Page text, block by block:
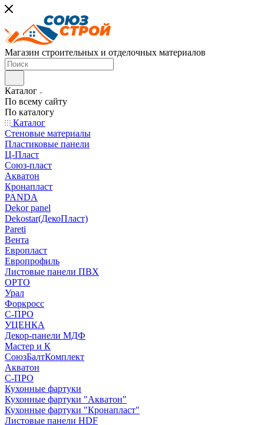
Магазин строительных и отделочных материалов
Каталог
По всему сайту
По каталогу
Каталог
Стеновые материалы
Пластиковые панели
Ц-Пласт
Союз-пласт
Акватон
Кронапласт
PANDA
Dekor panel
Dekostar(ДекоПласт)
Pareti
Вента
Европласт
Европрофиль
Листовые панели ПВХ
ОРТО
Урал
Форкросс
С-ПРО
УЦЕНКА
Декор-панели МДФ
Мастер и К
СоюзБалтКомплект
Акватон
С-ПРО
Кухонные фартуки
Кухонные фартуки "Акватон"
Кухонные фартуки "Кронапласт"
Листовые панели HDF